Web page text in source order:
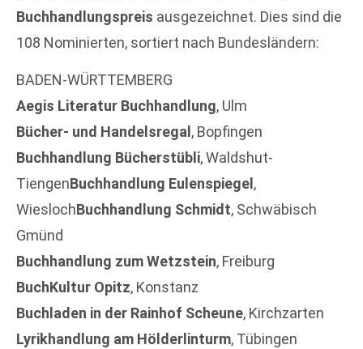
Buchhandlungspreis ausgezeichnet. Dies sind die
108 Nominierten, sortiert nach Bundesländern:
BADEN-WÜRTTEMBERG
Aegis Literatur Buchhandlung, Ulm
Bücher- und Handelsregal , Bopfingen
Buchhandlung Bücherstübli, Waldshut-
TiengenBuchhandlung Eulenspiegel ,
WieslochBuchhandlung Schmidt, Schwäbisch
Gmünd
Buchhandlung zum Wetzstein, Freiburg
BuchKultur Opitz, Konstanz
Buchladen in der Rainhof Scheune, Kirchzarten
Lyrikhandlung am Hölderlinturm, Tübingen